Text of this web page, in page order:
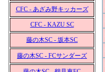
CFC - あざみ野キッカーズ
CFC - KAZU SC
藤の木SC - 坂本SC
藤の木SC - FCサンダーズ